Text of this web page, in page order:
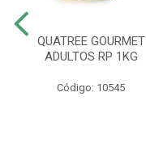
QUATREE GOURMET
ADULTOS RP 1KG
Código: 10545